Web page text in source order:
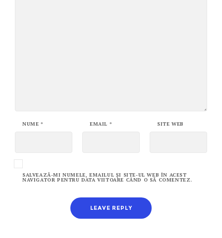
NUME * EMAIL * SITE WEB
SALVEAZĂ-MI NUMELE, EMAILUL ȘI SITE-UL WEB ÎN ACEST
NAVIGATOR PENTRU DATA VIITOARE CÂND O SĂ COMENTEZ.